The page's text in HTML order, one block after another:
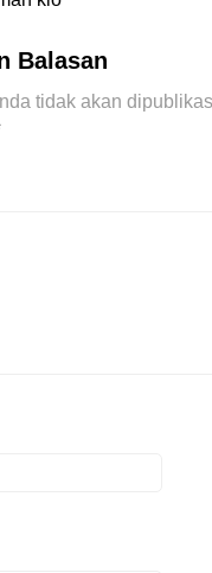
Balasan
tidak akan